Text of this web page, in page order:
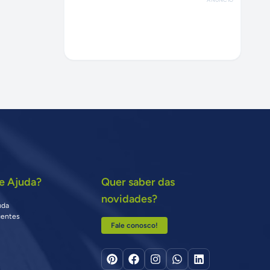
Ajuda?
Quer saber das
novidades?
Fale conosco!